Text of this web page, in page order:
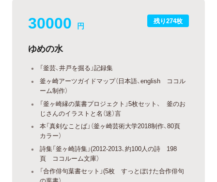
残り274枚
30000 円
ゆめの水
「釜芸、井戸を掘る」記録集
釜ヶ崎アーツガイドマップ（日本語、english ココル
ーム制作）
「釜ヶ崎縁の葉書プロジェクト」5枚セット、 釜のお
じさんのイラストと名（迷）言
本「真剣なことば」（釜ヶ崎芸術大学2018制作、80頁
カラー）
詩集「釜ヶ崎詩集」(2012-2013、約100人の詩 198
頁 ココルーム文庫）
「合作俳句葉書セット」(5枚 すっとぼけた合作俳句